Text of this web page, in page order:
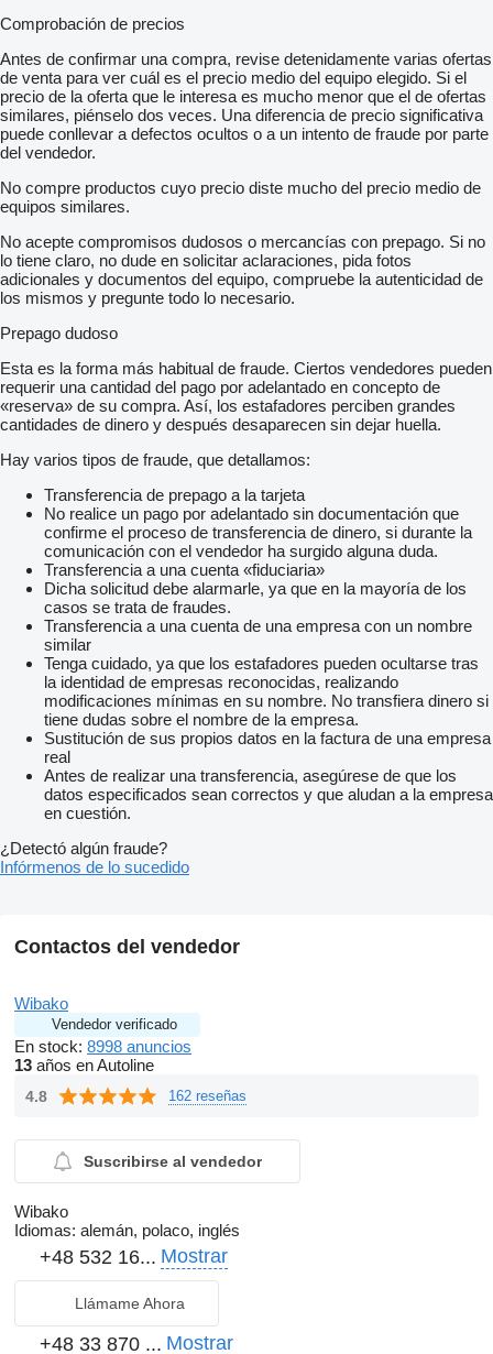
Comprobación de precios
Antes de confirmar una compra, revise detenidamente varias ofertas
de venta para ver cuál es el precio medio del equipo elegido. Si el
precio de la oferta que le interesa es mucho menor que el de ofertas
similares, piénselo dos veces. Una diferencia de precio significativa
puede conllevar a defectos ocultos o a un intento de fraude por parte
del vendedor.
No compre productos cuyo precio diste mucho del precio medio de
equipos similares.
No acepte compromisos dudosos o mercancías con prepago. Si no
lo tiene claro, no dude en solicitar aclaraciones, pida fotos
adicionales y documentos del equipo, compruebe la autenticidad de
los mismos y pregunte todo lo necesario.
Prepago dudoso
Esta es la forma más habitual de fraude. Ciertos vendedores pueden
requerir una cantidad del pago por adelantado en concepto de
«reserva» de su compra. Así, los estafadores perciben grandes
cantidades de dinero y después desaparecen sin dejar huella.
Hay varios tipos de fraude, que detallamos:
Transferencia de prepago a la tarjeta
No realice un pago por adelantado sin documentación que
confirme el proceso de transferencia de dinero, si durante la
comunicación con el vendedor ha surgido alguna duda.
Transferencia a una cuenta «fiduciaria»
Dicha solicitud debe alarmarle, ya que en la mayoría de los
casos se trata de fraudes.
Transferencia a una cuenta de una empresa con un nombre
similar
Tenga cuidado, ya que los estafadores pueden ocultarse tras
la identidad de empresas reconocidas, realizando
modificaciones mínimas en su nombre. No transfiera dinero si
tiene dudas sobre el nombre de la empresa.
Sustitución de sus propios datos en la factura de una empresa
real
Antes de realizar una transferencia, asegúrese de que los
datos especificados sean correctos y que aludan a la empresa
en cuestión.
¿Detectó algún fraude?
Infórmenos de lo sucedido
Contactos del vendedor
Wibako
Vendedor verificado
En stock: 8998 anuncios
13 años en Autoline
4.8 162 reseñas
Suscribirse al vendedor
Wibako
Idiomas: alemán, polaco, inglés
+48 532 16... Mostrar
Llámame Ahora
+48 33 870 ... Mostrar